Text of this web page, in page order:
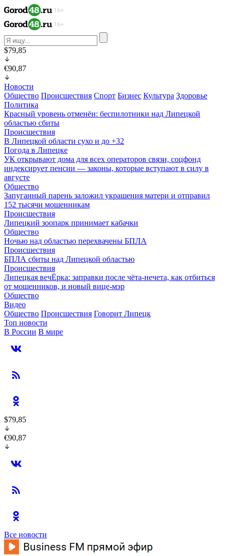
$79,85
€90,87
Новости
Общество Происшествия Спорт Бизнес Культура Здоровье
Политика
Красный уровень отменён: беспилотники над Липецкой
областью сбиты
Происшествия
В Липецкой области сухо и до +32
Погода в Липецке
УК открывают дома для всех операторов связи, соцфонд
индексирует пенсии — законы, которые вступают в силу в
августе
Общество
Запуганный парень заложил украшения матери и отправил
152 тысячи мошенникам
Происшествия
Липецкий зоопарк принимает кабачки
Общество
Ночью над областью перехвачены БПЛА
Происшествия
БПЛА сбиты над Липецкой областью
Происшествия
Липецкая вечЁрка: заправки после чёта-нечета, как отбиться
от мошенников, и новый вице-мэр
Общество
Видео
Общество Происшествия Говорит Липецк
Топ новости
В России В мире
$79,85
€90,87
Все новости